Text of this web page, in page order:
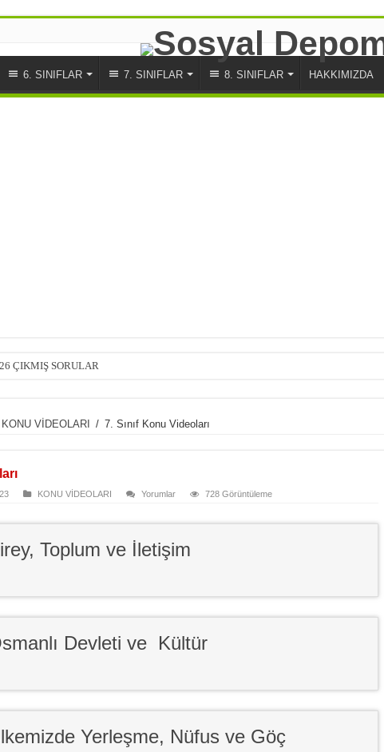
6. SINIFLAR 7. SINIFLAR 8. SINIFLAR HAKKIMIZDA
ÇIKMIŞ SORULAR
KONU VİDEOLARI / 7. Sınıf Konu Videoları
KONU VİDEOLARI Yorumlar 728 Görüntüleme
Toplum ve İletişim
Devleti ve Kültür
Yerleşme, Nüfus ve Göç